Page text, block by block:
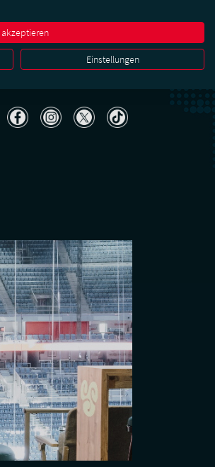
akzeptieren
Einstellungen